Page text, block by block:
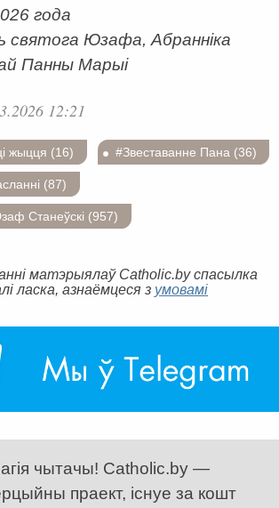
года
святога Юзафа, Абранніка
Панны Марыі
12:21
жыцця (16) #Звеставанне Пана (36)
(87)
Станеўскі (957)
матэрыялаў Catholic.by спасылка
ласка, азнаёмцеся з умовамі
чытачы! Catholic.by —
праект, існуе за кошт